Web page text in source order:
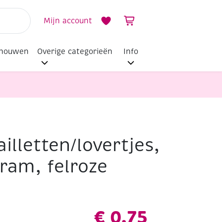
Mijn account
Overige categorieën Info
felroze
lovertjes,
felroze
€ 0,75